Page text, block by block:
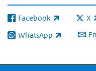
Facebook
(link is external) X
(link
WhatsApp
(link is external)